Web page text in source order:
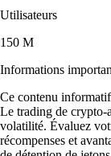
Utilisateurs
150 M
Informations
Ce contenu
Le trading de crypto-
volatilité. Évaluez
récompenses et